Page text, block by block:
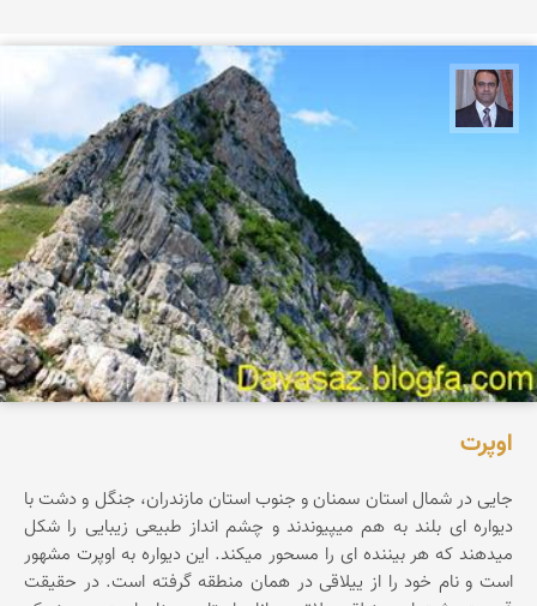
اوپرت
جایی در شمال استان سمنان و جنوب استان مازندران، جنگل و دشت با
دیواره ای بلند به هم میپیوندند و چشم انداز طبیعی زیبایی را شکل
میدهند که هر بیننده ای را مسحور میکند. این دیواره به اوپرت مشهور
است و نام خود را از ییلاقی در همان منطقه گرفته است. در حقیقت